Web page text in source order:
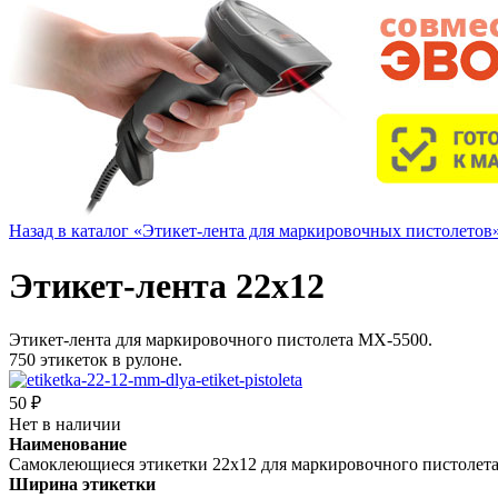
Назад в каталог «Этикет-лента для маркировочных
Этикет-лента 22х12
Этикет-лента для маркировочного пистолета MX-5500.
750 этикеток в рулоне.
50 ₽
Нет в наличии
Наименование
Самоклеющиеся этикетки 22х12 для маркировочного пистолета
Ширина этикетки